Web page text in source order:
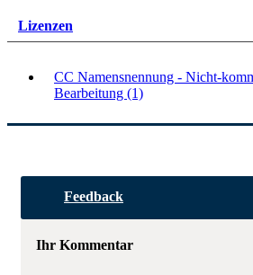
Lizenzen
CC Namensnennung - Nicht-
Bearbeitung (1)
Feedback
Ihr Kommentar